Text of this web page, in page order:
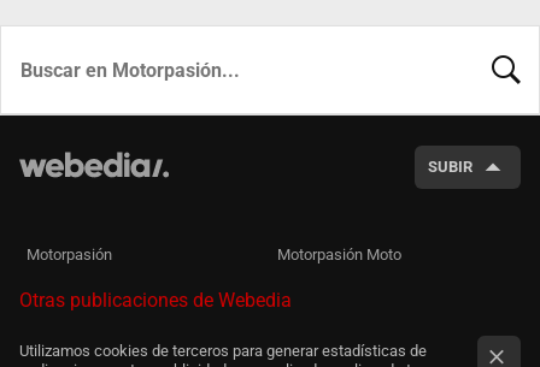
SUBIR
Motorpasión Motorpasión Moto
Otras publicaciones de Webedia
Utilizamos cookies de terceros para generar estadísticas de